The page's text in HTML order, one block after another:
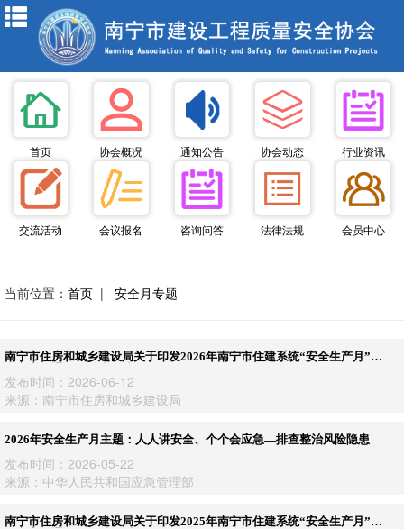
首页 协会概况 通知公告 协会动态 行业资讯
交流活动 会议报名 咨询问答 法律法规 会员中心
当前位置： 首页 | 安全月专题
南宁市住房和城乡建设局关于印发2026年南宁市住建系统“安全生产月”活
发布时间：2026-06-12
来源：南宁市住房和城乡建设局
2026年安全生产月主题：人人讲安全、个个会应急—排查整治风险隐患
发布时间：2026-05-22
来源：中华人民共和国应急管理部
南宁市住房和城乡建设局关于印发2025年南宁市住建系统“安全生产月”活